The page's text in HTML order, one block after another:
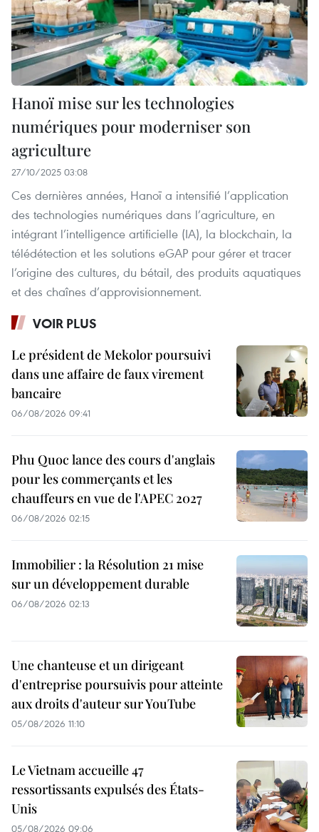
Hanoï mise sur les technologies
numériques pour moderniser son
agriculture
27/10/2025 03:08
Ces dernières années, Hanoï a intensifié l’application
des technologies numériques dans l’agriculture, en
intégrant l’intelligence artificielle (IA), la blockchain, la
télédétection et les solutions eGAP pour gérer et tracer
l’origine des cultures, du bétail, des produits aquatiques
et des chaînes d’approvisionnement.
VOIR PLUS
Le président de Mekolor poursuivi
dans une affaire de faux virement
bancaire
06/08/2026 09:41
Phu Quoc lance des cours d'anglais
pour les commerçants et les
chauffeurs en vue de l'APEC 2027
06/08/2026 02:15
Immobilier : la Résolution 21 mise
sur un développement durable
06/08/2026 02:13
Une chanteuse et un dirigeant
d'entreprise poursuivis pour atteinte
aux droits d'auteur sur YouTube
05/08/2026 11:10
Le Vietnam accueille 47
ressortissants expulsés des États-
Unis
05/08/2026 09:06